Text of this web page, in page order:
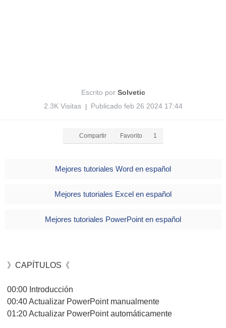
Escrito por Solvetic
2.3K Visitas
Publicado feb 26 2024 17:44
Compartir Favorito 1
Mejores tutoriales Word en español
Mejores tutoriales Excel en español
Mejores tutoriales PowerPoint en español
》CAPÍTULOS《
00:00 Introducción
00:40 Actualizar PowerPoint manualmente
01:20 Actualizar PowerPoint automáticamente